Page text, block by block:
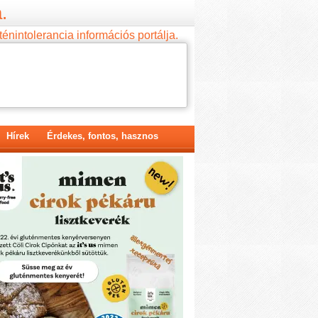
információs portálja.
Hírek Érdekes, fontos, hasznos